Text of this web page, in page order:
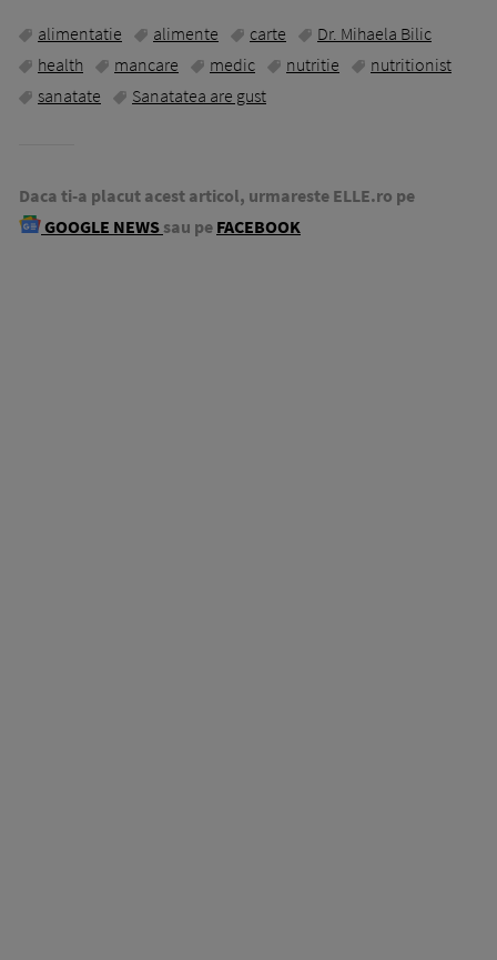
alimentatie alimente carte
Dr. Mihaela Bilic
health
mancare medic nutritie
nutritionist
sanatate
Sanatatea are gust
Daca ti-a placut acest articol, urmareste ELLE.ro pe
GOOGLE NEWS sau pe FACEBOOK